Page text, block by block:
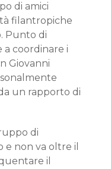
di amici
filantropiche
Punto di
a coordinare i
Giovanni
un rapporto di
di
non va oltre il
il